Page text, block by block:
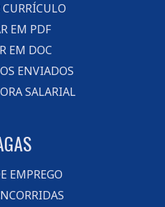
EM PDF
EM DOC
ENVIADOS
SALARIAL
EMPREGO